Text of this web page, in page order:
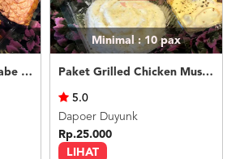
Paket Ayam Geprek Cabe Ijo
Minimal : 10pax
Paket Grilled Chicken Mushroom Sauce
LIHAT
5.0
Dapoer Duyunk
Rp.25.000